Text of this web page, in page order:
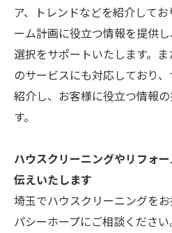
ア、トレンドなどを紹介して
ーム計画に役立つ情報を提供
選択をサポートいたします。
のサービスにも対応しており
紹介し、お客様に役立つ情報
す。
ハウスクリーニングやリフォ
伝えいたします
埼玉でハウスクリーニングを
パシーホープにご相談くださ